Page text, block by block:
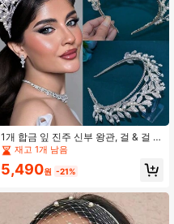
1개 합금 잎 진주 신부 왕관, 걸 & 걸 미
인대회 헤드피스, 결혼식, 연회, 생일
파티 및 기타 행사에 적합
재고 1개 남음
5,490원 -21%